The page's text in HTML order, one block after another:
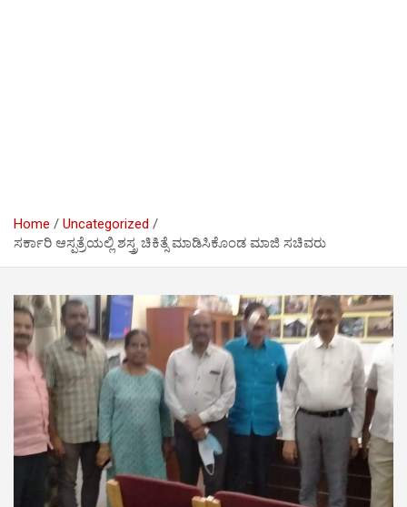
Home
Uncategorized
ಸರ್ಕಾರಿ ಆಸ್ಪತ್ರೆಯಲ್ಲಿ ಶಸ್ತ್ರ ಚಿಕಿತ್ಸೆ ಮಾಡಿಸಿಕೊಂಡ ಮಾಜಿ ಸಚಿವರು